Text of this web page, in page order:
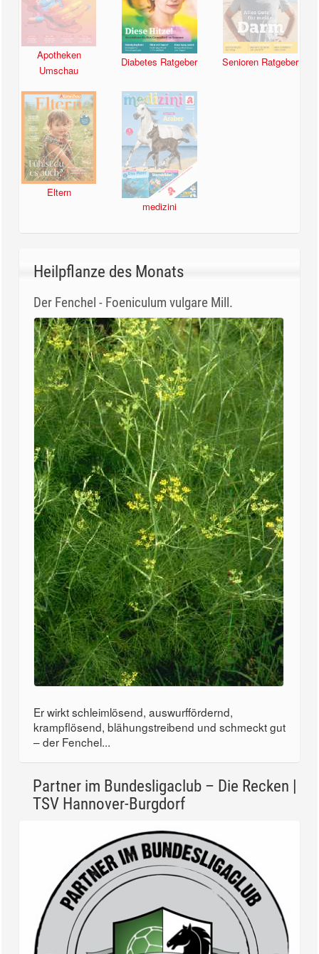
Apotheken
Umschau
Diabetes Ratgeber Senioren Ratgeber
Eltern
medizini
Heilpflanze des Monats
Der Fenchel - Foeniculum vulgare Mill.
Er wirkt schleimlösend, auswurffördernd,
krampflösend, blähungstreibend und schmeckt gut
– der Fenchel...
Partner im Bundesligaclub – Die Recken |
TSV Hannover-Burgdorf